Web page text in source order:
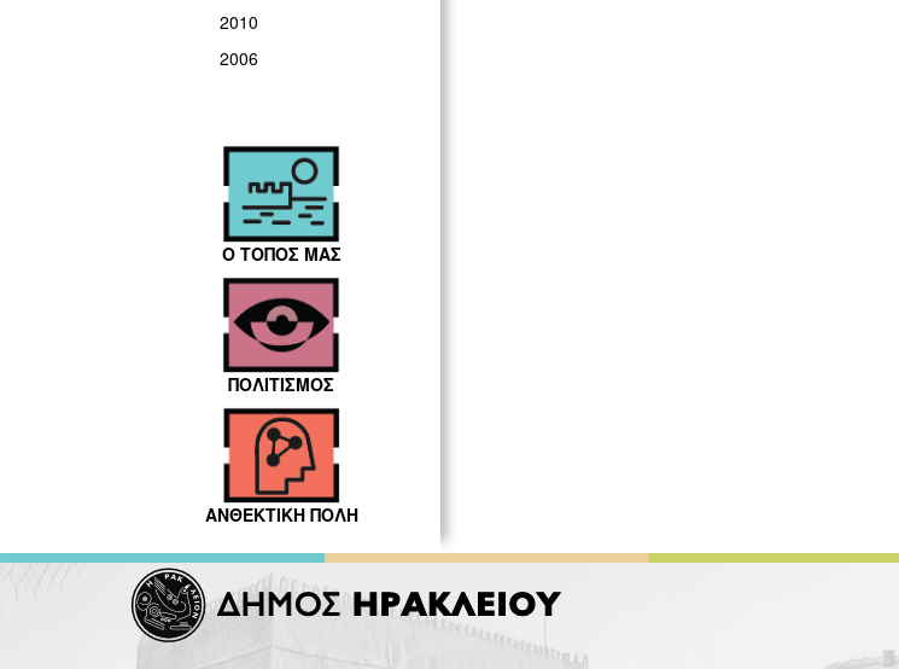
2010
2006
Ο ΤΟΠΟΣ ΜΑΣ
ΠΟΛΙΤΙΣΜΟΣ
ΑΝΘΕΚΤΙΚΗ ΠΟΛΗ